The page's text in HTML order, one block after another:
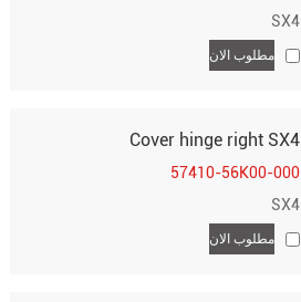
SX4
مطلوب الان
Cover hinge right SX4
57410-56K00-000
SX4
مطلوب الان